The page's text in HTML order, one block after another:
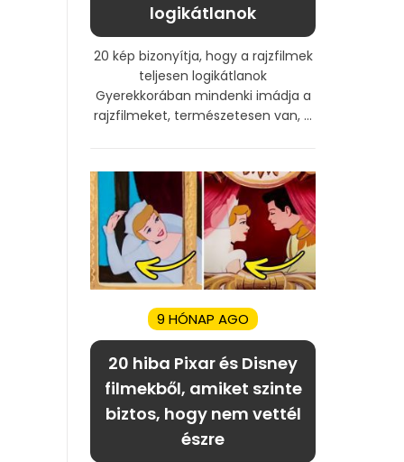
logikátlanok
20 kép bizonyítja, hogy a rajzfilmek
teljesen logikátlanok
Gyerekkorában mindenki imádja a
rajzfilmeket, természetesen van, ...
9 HÓNAP AGO
20 hiba Pixar és Disney
filmekből, amiket szinte
biztos, hogy nem vettél
észre